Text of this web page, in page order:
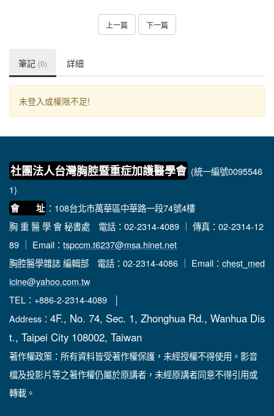
上一篇 下一篇
筆記 (0) 詳細
未登入或權限不足!
社團法人台灣胸腔暨重症加護醫學會 (統一編號0095546
1)
會 址 ：108台北市萬華區中華路一段74號4樓
胸 重 醫 學 會 秘書處 電話：02-2314-4089 ｜ 傳真：02-2314-12
89 ｜ Email： tspccm.t6237@msa.hinet.net
胸腔醫學雜誌 編輯部 電話：02-2314-4086 ｜ Email： chest_med
icine@yahoo.com.tw
TEL：+886-2-2314-4089 │
Address： 4F., No. 74, Sec. 1, Zhonghua Rd., Wanhua Dis
t., Taipei City 108002, Taiwan
著作權政策：所有資料皆受著作權保護，未經授權不得使用。影音
檔及投影片等之著作權仍屬於原講者，未經原講者同意不得引用或
轉載。